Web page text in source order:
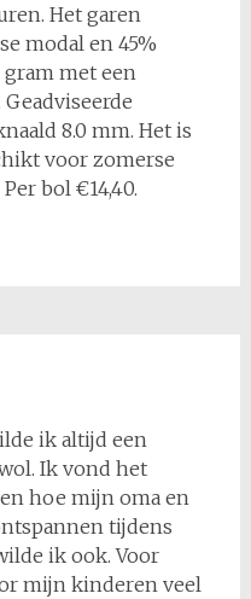
Het garen
modal en 45%
met een
8.0 mm. Het is
voor zomerse
bol €14,40.
ik altijd een
Ik vond het
hoe mijn oma en
tijdens
ik ook. Voor
mijn kinderen veel